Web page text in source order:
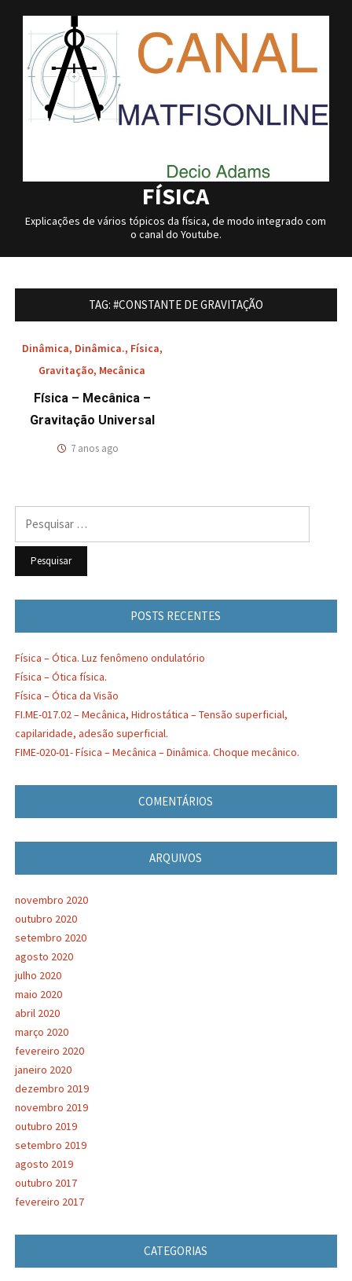
to
content
FÍSICA
Explicações de vários tópicos da física, de modo integrado com
o canal do Youtube.
TAG: #CONSTANTE DE GRAVITAÇÃO
Dinâmica, Dinâmica., Física,
Gravitação, Mecânica
Física – Mecânica –
Gravitação Universal
7 anos ago
POSTS RECENTES
Física – Ótica. Luz fenômeno ondulatório
Física – Ótica física.
Física – Ótica da Visão
FI.ME-017.02 – Mecânica, Hidrostática – Tensão superficial,
capilaridade, adesão superficial.
FIME-020-01- Física – Mecânica – Dinâmica. Choque mecânico.
COMENTÁRIOS
ARQUIVOS
novembro 2020
outubro 2020
setembro 2020
agosto 2020
julho 2020
maio 2020
abril 2020
março 2020
fevereiro 2020
janeiro 2020
dezembro 2019
novembro 2019
outubro 2019
setembro 2019
agosto 2019
outubro 2017
fevereiro 2017
CATEGORIAS